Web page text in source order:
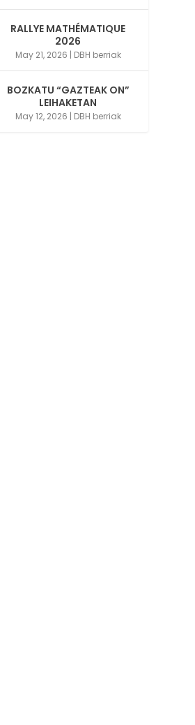
RALLYE MATHÉMATIQUE
2026
May 21, 2026 | DBH berriak
BOZKATU “GAZTEAK ON”
LEIHAKETAN
May 12, 2026 | DBH berriak